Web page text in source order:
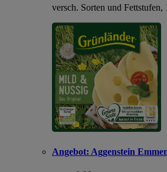
versch. Sorten und
Angebot: Aggenstein